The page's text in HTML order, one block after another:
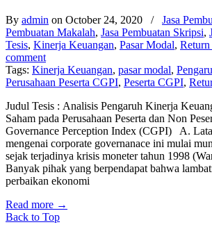
By admin on October 24, 2020 / Jasa
Pembuatan Makalah, Jasa Pembuatan Skripsi,
Tesis, Kinerja Keuangan, Pasar Modal, Return
comment
Tags: Kinerja Keuangan, pasar modal,
Perusahaan Peserta CGPI, Peserta CGPI,
Judul Tesis : Analisis Pengaruh Kinerja
Saham pada Perusahaan Peserta dan Non
Governance Perception Index (CGPI) A.
mengenai corporate governanace ini mulai
sejak terjadinya krisis moneter tahun 1998
Banyak pihak yang berpendapat bahwa
perbaikan ekonomi
Read more →
Back to Top